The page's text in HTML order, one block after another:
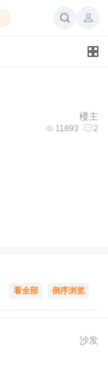
楼主
11893 2
倒序浏览
看全部
沙发